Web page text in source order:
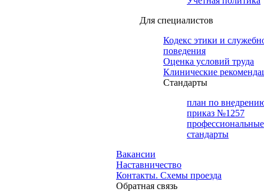
Для специалистов
Кодекс этики и
поведения
Оценка условий труда
Клинические
Cтандарты
план по
приказ №1257
профессиональные
стандарты
Вакансии
Наставничество
Контакты. Схемы проезда
Обратная связь